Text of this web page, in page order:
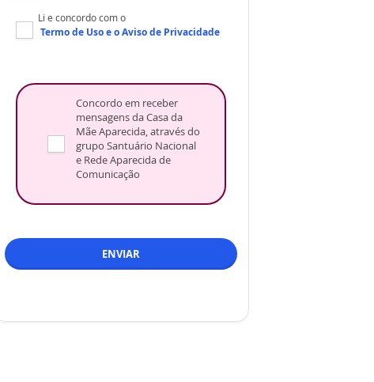
Li e concordo com o
Termo de Usoe oAviso de Privacidade
Concordo em receber
mensagens da Casa da
Mãe Aparecida, através do
grupo Santuário Nacional
e Rede Aparecida de
Comunicação
ENVIAR